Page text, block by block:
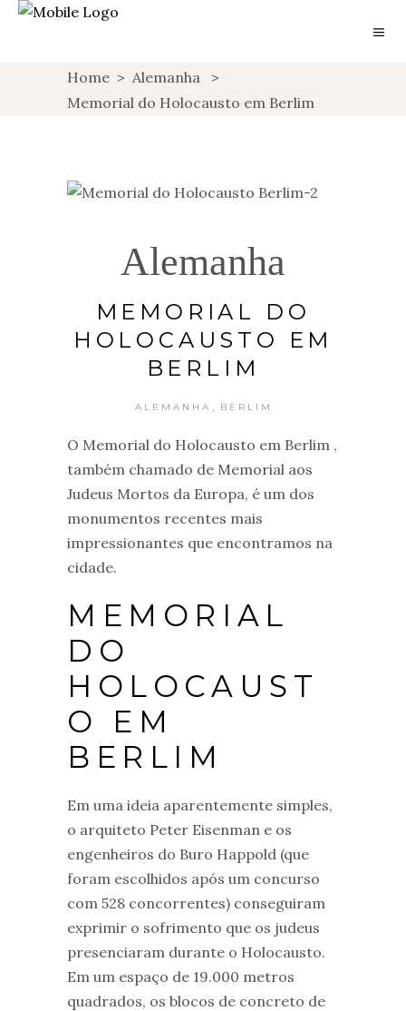
Home > Alemanha
>
Memorial do Holocausto em Berlim
Alemanha
MEMORIAL DO
HOLOCAUSTO EM
BERLIM
ALEMANHA BERLIM
O Memorial do Holocausto em Berlim ,
também chamado de Memorial aos
Judeus Mortos da Europa, é um dos
monumentos recentes mais
impressionantes que encontramos na
cidade.
MEMORIAL
DO
HOLOCAUST
O EM
BERLIM
Em uma ideia aparentemente simples,
o arquiteto Peter Eisenman e os
engenheiros do Buro Happold (que
foram escolhidos após um concurso
com 528 concorrentes) conseguiram
exprimir o sofrimento que os judeus
presenciaram durante o Holocausto.
Em um espaço de 19.000 metros
quadrados, os blocos de concreto de